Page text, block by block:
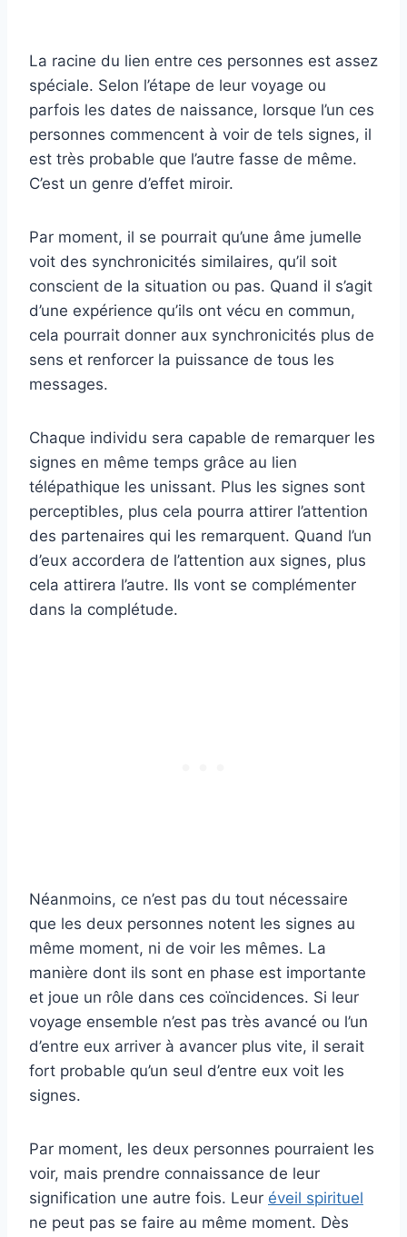
La racine du lien entre ces personnes est assez
spéciale. Selon l’étape de leur voyage ou
parfois les dates de naissance, lorsque l’un ces
personnes commencent à voir de tels signes, il
est très probable que l’autre fasse de même.
C’est un genre d’effet miroir.
Par moment, il se pourrait qu’une âme jumelle
voit des synchronicités similaires, qu’il soit
conscient de la situation ou pas. Quand il s’agit
d’une expérience qu’ils ont vécu en commun,
cela pourrait donner aux synchronicités plus de
sens et renforcer la puissance de tous les
messages.
Chaque individu sera capable de remarquer les
signes en même temps grâce au lien
télépathique les unissant. Plus les signes sont
perceptibles, plus cela pourra attirer l’attention
des partenaires qui les remarquent. Quand l’un
d’eux accordera de l’attention aux signes, plus
cela attirera l’autre. Ils vont se complémenter
dans la complétude.
Néanmoins, ce n’est pas du tout nécessaire
que les deux personnes notent les signes au
même moment, ni de voir les mêmes. La
manière dont ils sont en phase est importante
et joue un rôle dans ces coïncidences. Si leur
voyage ensemble n’est pas très avancé ou l’un
d’entre eux arriver à avancer plus vite, il serait
fort probable qu’un seul d’entre eux voit les
signes.
Par moment, les deux personnes pourraient les
voir, mais prendre connaissance de leur
signification une autre fois. Leur éveil spirituel
ne peut pas se faire au même moment. Dès